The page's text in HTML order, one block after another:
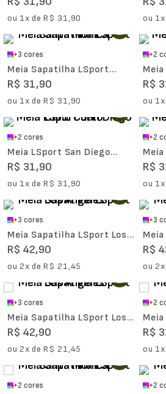
ou 1x deR$ 31,90 ou 1
+3 cores
Meia Sapatilha LSport
Santa Mônica
R$ 31,90
ou 1x deR$ 31,90
+2
R$
ou 1
+2cores
Meia LSport San Diego
Cano Curto
R$ 31,90
ou 1x deR$ 31,90
+2
R$
ou 1
+3 cores
Meia Sapatilha LSport Los
Angeles
R$ 42,90
ou2x deR$ 21,45
+3
R$
ou2
+3 cores
Meia Sapatilha LSport Los
Angeles
R$ 42,90
ou2x deR$ 21,45
+2
R$
ou 1
+2cores +2